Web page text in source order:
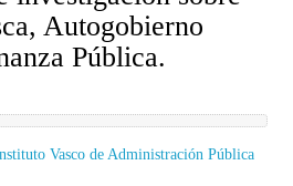
Autogobierno
Pública.
Vasco de Administración Pública